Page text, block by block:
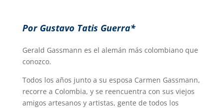
Por Gustavo Tatis Guerra*
Gerald Gassmann es el alemán más colombiano que
conozco.
Todos los años junto a su esposa Carmen Gassmann,
recorre a Colombia, y se reencuentra con sus viejos
amigos artesanos y artistas, gente de todos los